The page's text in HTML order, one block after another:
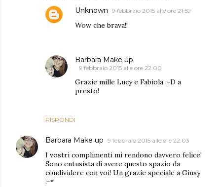
RISPONDI
Unknown 9 febbraio 2015 alle ore 21:59
Wow che brava!!
Barbara Make up
9 febbraio 2015 alle ore 22:00
Grazie mille Lucy e Fabiola :-D a
presto!
Barbara Make up 9 febbraio 2015 alle ore 22:03
I vostri complimenti mi rendono davvero felice!
Sono entusista di avere questo spazio da
condividere con voi! Un grazie speciale a Giusy
:-*